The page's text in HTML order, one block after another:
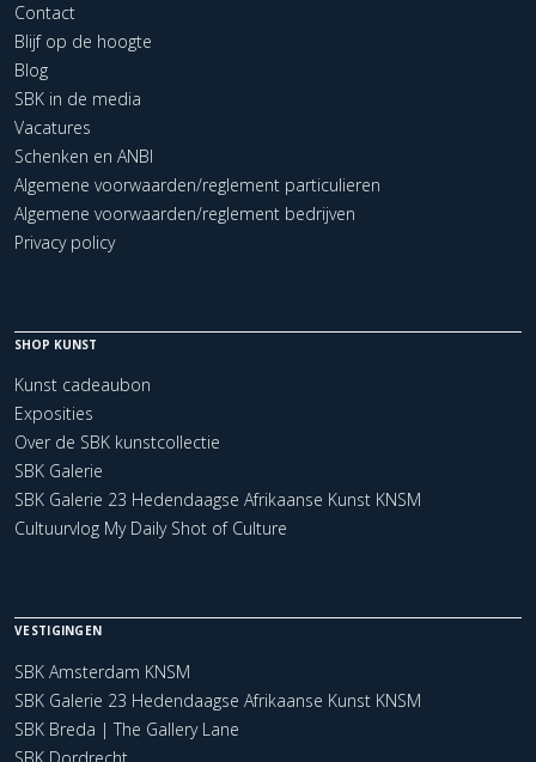
Contact
Blijf op de hoogte
Blog
SBK in de media
Vacatures
Schenken en ANBI
Algemene voorwaarden/reglement particulieren
Algemene voorwaarden/reglement bedrijven
Privacy policy
SHOP KUNST
Kunst cadeaubon
Exposities
Over de SBK kunstcollectie
SBK Galerie
SBK Galerie 23 Hedendaagse Afrikaanse Kunst KNSM
Cultuurvlog My Daily Shot of Culture
VESTIGINGEN
SBK Amsterdam KNSM
SBK Galerie 23 Hedendaagse Afrikaanse Kunst KNSM
SBK Breda | The Gallery Lane